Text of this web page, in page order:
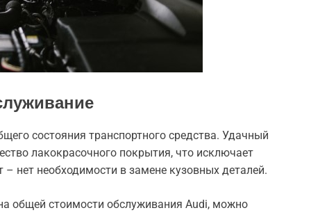
состояния транспортного средства. Удачный
лакокрасочного покрытия, что исключает
нет необходимости в замене кузовных деталей.
общей стоимости обслуживания Audi, можно